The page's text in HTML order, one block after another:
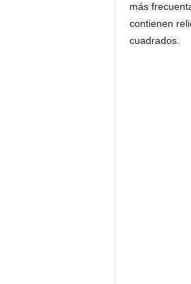
más
contienen
cuadrados.